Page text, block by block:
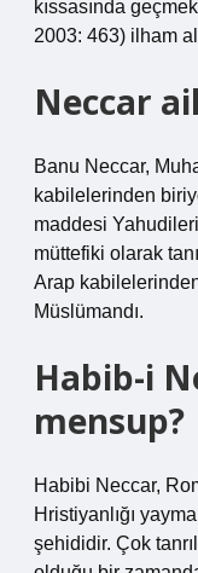
kıssasında
2003: 463) ilham
Neccar
Banu Neccar,
kabilelerinden
maddesi
müttefiki olarak
Arap
Müslümandı.
Habib-i
mensup?
Habibi Neccar,
Hristiyanlığı
şehididir. Çok